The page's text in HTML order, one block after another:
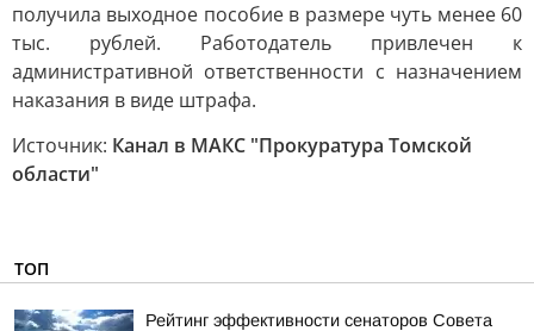
получила выходное пособие в размере чуть менее 60
тыс. рублей. Работодатель привлечен к
административной ответственности с назначением
наказания в виде штрафа.
Источник: Канал в МАКС "Прокуратура Томской
области"
ТОП
Рейтинг эффективности сенаторов Совета